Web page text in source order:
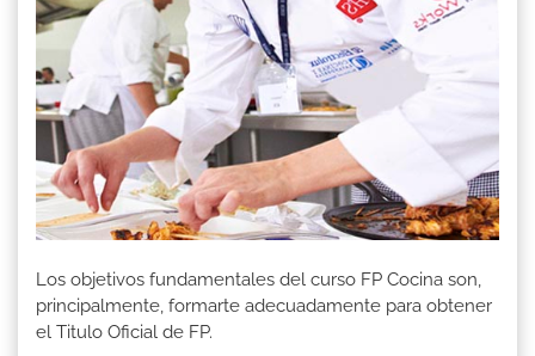
Los objetivos fundamentales del curso FP Cocina son,
principalmente, formarte adecuadamente para obtener
el Titulo Oficial de FP.